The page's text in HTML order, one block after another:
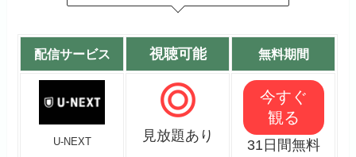
配信サービス 視聴可能 無料期間
U-NEXT 見放題あり
今すぐ
観る
31日間無料